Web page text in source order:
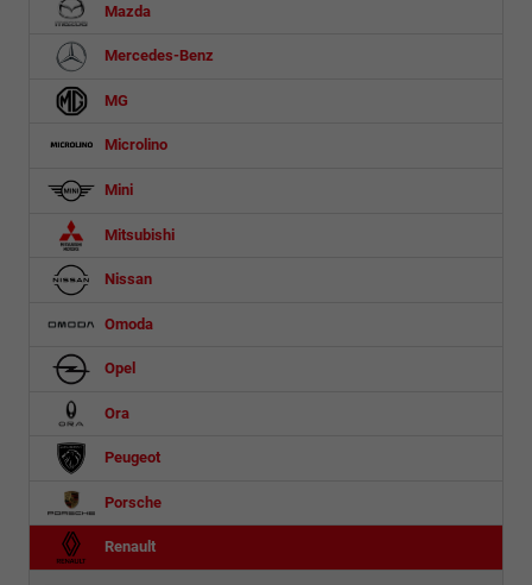
Mazda
Mercedes-Benz
MG
Microlino
Mini
Mitsubishi
Nissan
Omoda
Opel
Ora
Peugeot
Porsche
Renault